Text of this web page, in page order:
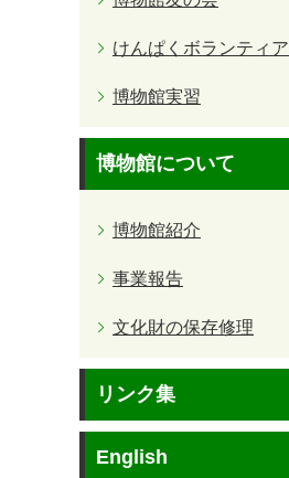
けんぱくボランティア
博物館実習
博物館について
博物館紹介
事業報告
文化財の保存修理
リンク集
English